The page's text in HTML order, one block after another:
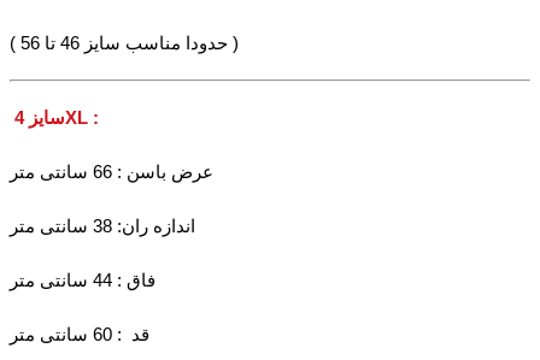
( حدودا مناسب سایز 46 تا 56 )
سایز 4XL :
عرض باسن : 66 سانتی متر
اندازه ران: 38 سانتی متر
فاق : 44 سانتی متر
قد : 60 سانتی متر